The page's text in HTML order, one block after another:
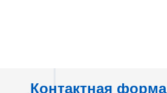
Контактная форма